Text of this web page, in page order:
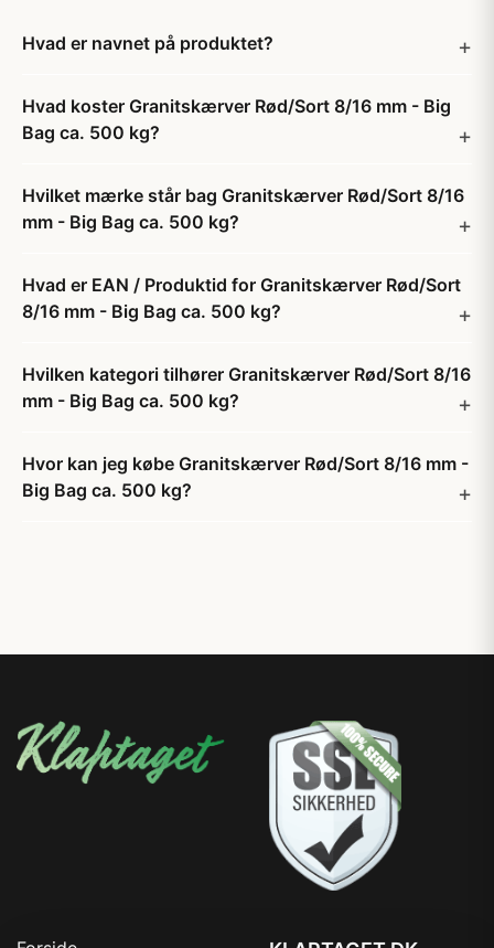
Hvad er navnet på produktet?
Hvad koster Granitskærver Rød/Sort 8/16 mm - Big
Bag ca. 500 kg?
Hvilket mærke står bag Granitskærver Rød/Sort 8/16
mm - Big Bag ca. 500 kg?
Hvad er EAN / Produktid for Granitskærver Rød/Sort
8/16 mm - Big Bag ca. 500 kg?
Hvilken kategori tilhører Granitskærver Rød/Sort 8/16
mm - Big Bag ca. 500 kg?
Hvor kan jeg købe Granitskærver Rød/Sort 8/16 mm -
Big Bag ca. 500 kg?